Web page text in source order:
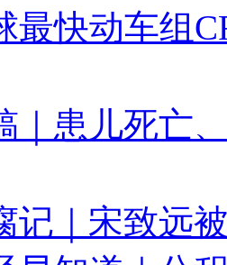
最快动车组
｜患儿死亡
记｜宋致远